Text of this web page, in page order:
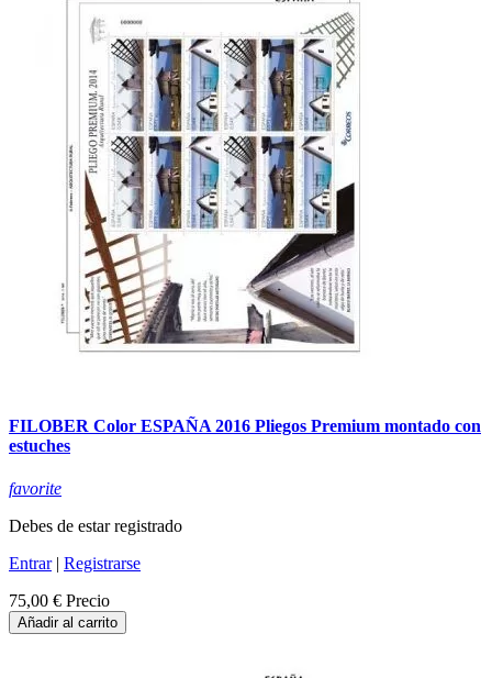
FILOBER Color ESPAÑA 2016 Pliegos Premium montado con
estuches
favorite
Debes de estar registrado
Entrar| Registrarse
75,00 € Precio
Añadir al carrito